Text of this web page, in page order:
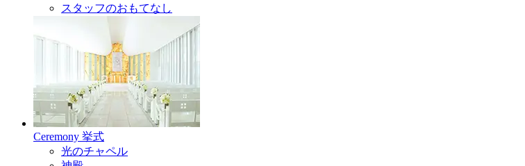
スタッフのおもてなし
Ceremony 挙式
光のチャペル